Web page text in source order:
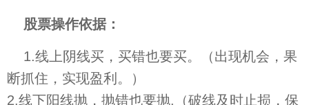
股票操作依据：
1.线上阴线买，买错也要买。（出现机会，果
断抓住，实现盈利。）
2.线下阳线抛，抛错也要抛.（破线及时止损，保